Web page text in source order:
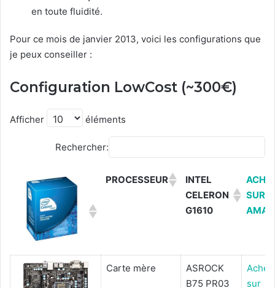
en toute fluidité.
Pour ce mois de janvier 2013, voici les configurations que
je peux conseiller :
Configuration LowCost (~300€)
Afficher éléments
Rechercher:
PROCESSEUR
INTEL
CELERON
G1610
SUR
Carte mère
ASROCK
B75 PR03
sur